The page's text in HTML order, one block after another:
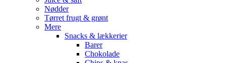
Nødder
Tørret frugt & grønt
Mere
Snacks & lækkerier
Barer
Chokolade